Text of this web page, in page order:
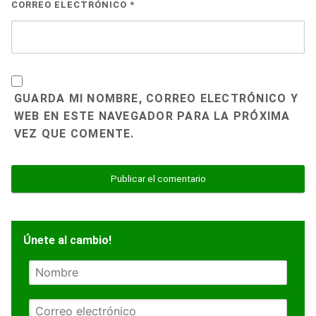
CORREO ELECTRÓNICO *
GUARDA MI NOMBRE, CORREO ELECTRÓNICO Y
WEB EN ESTE NAVEGADOR PARA LA PRÓXIMA
VEZ QUE COMENTE.
Únete al cambio!
N
E